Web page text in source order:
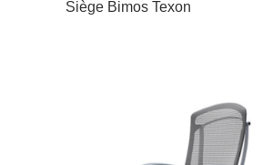
Siège Bimos Texon